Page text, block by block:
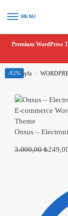
MENU
Premium WordPress
Ana Sayfa /
Onsus –
3.000,00₺
-92%